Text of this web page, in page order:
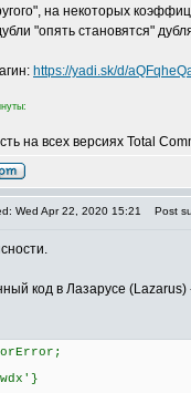
на некоторых
"опять становятся"
https://yadi.sk/d/
на всех версиях Total
Wed Apr 22, 2020 15:21 Post
код в Лазарусе (Lazarus)